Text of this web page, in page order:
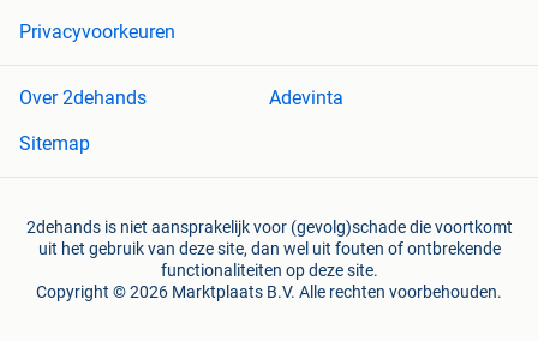
Privacyvoorkeuren
Over 2dehands
Adevinta
Sitemap
2dehands is niet aansprakelijk voor (gevolg)schade die voortkomt
uit het gebruik van deze site, dan wel uit fouten of ontbrekende
functionaliteiten op deze site.
Copyright © 2026 Marktplaats B.V. Alle rechten voorbehouden.